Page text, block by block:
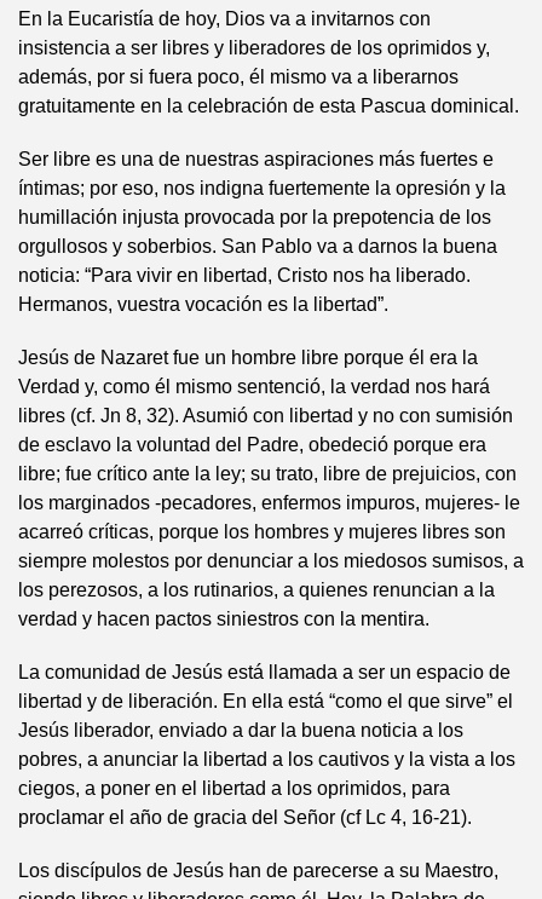
En la Eucaristía de hoy, Dios va a invitarnos con
insistencia a ser libres y liberadores de los oprimidos y,
además, por si fuera poco, él mismo va a liberarnos
gratuitamente en la celebración de esta Pascua dominical.
Ser libre es una de nuestras aspiraciones más fuertes e
íntimas; por eso, nos indigna fuertemente la opresión y la
humillación injusta provocada por la prepotencia de los
orgullosos y soberbios. San Pablo va a darnos la buena
noticia: “Para vivir en libertad, Cristo nos ha liberado.
Hermanos, vuestra vocación es la libertad”.
Jesús de Nazaret fue un hombre libre porque él era la
Verdad y, como él mismo sentenció, la verdad nos hará
libres (cf. Jn 8, 32). Asumió con libertad y no con sumisión
de esclavo la voluntad del Padre, obedeció porque era
libre; fue crítico ante la ley; su trato, libre de prejuicios, con
los marginados -pecadores, enfermos impuros, mujeres- le
acarreó críticas, porque los hombres y mujeres libres son
siempre molestos por denunciar a los miedosos sumisos, a
los perezosos, a los rutinarios, a quienes renuncian a la
verdad y hacen pactos siniestros con la mentira.
La comunidad de Jesús está llamada a ser un espacio de
libertad y de liberación. En ella está “como el que sirve” el
Jesús liberador, enviado a dar la buena noticia a los
pobres, a anunciar la libertad a los cautivos y la vista a los
ciegos, a poner en el libertad a los oprimidos, para
proclamar el año de gracia del Señor (cf Lc 4, 16-21).
Los discípulos de Jesús han de parecerse a su Maestro,